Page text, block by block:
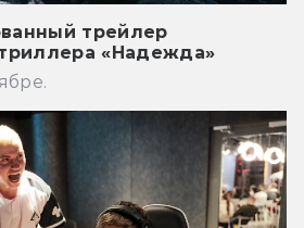
трейлер
«Надежда»